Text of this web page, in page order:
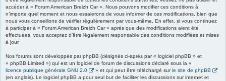
accéder à « Forum American Breizh Car ». Nous pouvons modifier ces conditions à
n’importe quel moment et nous essaierons de vous informer de ces modifications, bien que
nous vous conseillons de vérifier régulièrement par vous-même. En effet, si vous continuez
à participer à « Forum American Breizh Car » après que des modifications aient été
effectuées, vous acceptez d’être légalement responsable des conditions modifiées et mises
à jour.
Nos forums sont développés par phpBB (désignés ci-après par « logiciel phpBB » et
« phpBB Limited ») qui est un logiciel de forum de discussions déclaré sous la «
licence publique générale GNU 2.0
» et qui peut être téléchargé surle site de phpBB
(en anglais). Le logiciel phpBB a pour seul but de faciliter les discussions sur internet et